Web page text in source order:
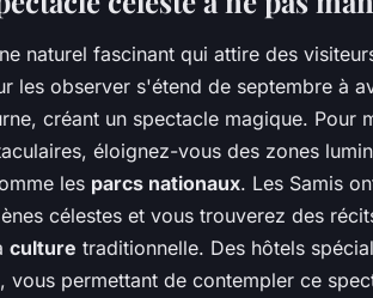
naturel fascinant qui attire des
les observer s'étend de septembre à
créant un spectacle magique. Pour
éloignez-vous des zones
les parcs nationaux. Les Samis
célestes et vous trouverez des
culture traditionnelle. Des hôtels
, vous permettant de contempler ce